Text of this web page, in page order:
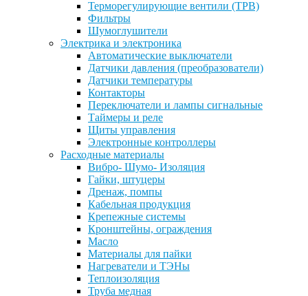
Терморегулирующие вентили (ТРВ)
Фильтры
Шумоглушители
Электрика и электроника
Автоматические выключатели
Датчики давления (преобразователи)
Датчики температуры
Контакторы
Переключатели и лампы сигнальные
Таймеры и реле
Щиты управления
Электронные контроллеры
Расходные материалы
Вибро- Шумо- Изоляция
Гайки, штуцеры
Дренаж, помпы
Кабельная продукция
Крепежные системы
Кронштейны, ограждения
Масло
Материалы для пайки
Нагреватели и ТЭНы
Теплоизоляция
Труба медная